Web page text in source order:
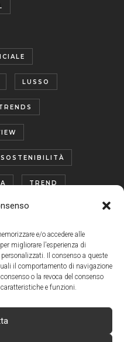
e/o accedere alle
migliorare l'esperienza di
Il consenso a queste
il comportamento di navigazione
o la revoca del consenso
e funzioni.
LUSSO
SOSTENIBILITÀ
TREND